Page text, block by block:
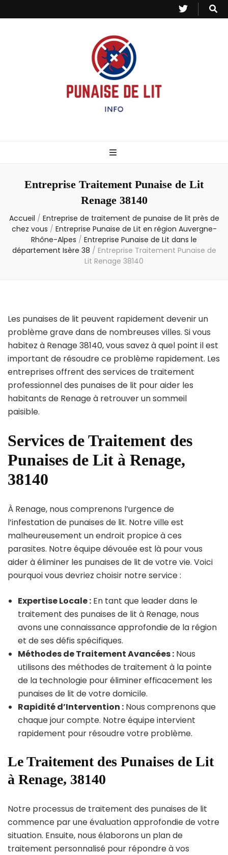
– Info
Entreprise Traitement Punaise de Lit
Renage 38140
Accueil / Entreprise de traitement de punaise de lit près de
chez vous / Entreprise Punaise de Lit en région Auvergne-
Rhône-Alpes / Entreprise Punaise de Lit dans le
département Isère 38 / Entreprise Traitement Punaise de
Lit Renage 38140
Les punaises de lit peuvent rapidement devenir un
problème grave dans de nombreuses villes. Si vous
habitez à Renage 38140, vous savez à quel point il est
important de résoudre ce problème rapidement. Les
entreprises offrent des services de traitement
professionnel des punaises de lit pour aider les
habitants de Renage à retrouver un sommeil
paisible.
Services de Traitement des
Punaises de Lit à Renage,
38140
À Renage, nous comprenons l’urgence de
l’infestation de punaises de lit. Notre ville est
malheureusement un endroit propice à ces
parasites. Notre équipe dévouée est là pour vous
aider à éliminer les punaises de lit de votre vie. Voici
pourquoi vous devriez choisir notre service :
Expertise Locale : En tant que leader dans le
traitement des punaises de lit à Renage, nous
avons une connaissance approfondie de la région
et de ses défis spécifiques.
Méthodes de Traitement Avancées : Nous
utilisons des méthodes de traitement à la pointe
de la technologie pour éliminer efficacement les
punaises de lit de votre domicile.
Rapidité d’Intervention : Nous comprenons que
chaque jour compte. Notre équipe intervient
rapidement pour résoudre votre problème.
Le Traitement des Punaises de Lit
à Renage, 38140
Notre processus de traitement des punaises de lit
commence par une évaluation approfondie de votre
situation. Ensuite, nous élaborons un plan de
traitement personnalisé pour répondre à vos